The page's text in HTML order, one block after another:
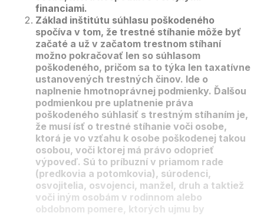
financiami.
Základ inštitútu súhlasu poškodeného
spočíva v tom, že trestné stíhanie môže byť
začaté a už v začatom trestnom stíhaní
možno pokračovať len so súhlasom
poškodeného, pričom sa to týka len taxatívne
ustanovených trestných činov. Ide o
naplnenie hmotnoprávnej podmienky. Ďalšou
podmienkou pre uplatnenie práva
poškodeného súhlasiť s trestným stíhaním je,
že musí ísť o trestné stíhanie voči osobe,
ktorá je vo vzťahu k osobe poškodenej takou
osobou, voči ktorej má právo odoprieť
výpoveď. Sú to príbuzní v priamom rade
(predkovia a potomkovia), súrodenci,
osvojitelia, osvojenci, manžel, druh a taktiež
voči iným osobám v rodinnom alebo
obdobnom pomere, ktorých ujmu by